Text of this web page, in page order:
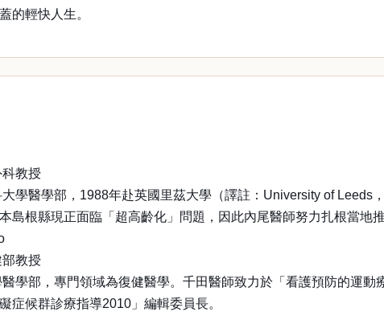
的輕快人生。
教授
學醫學部，1988年赴英國里茲大學（譯註：University of
島根縣現正面臨「超高齡化」問題，因此內尾醫師努力扎根當地
教授
學部，專門領域為復健醫學。千田醫師致力於「看護預防的運
症候群診療指導2010」編輯委員長。